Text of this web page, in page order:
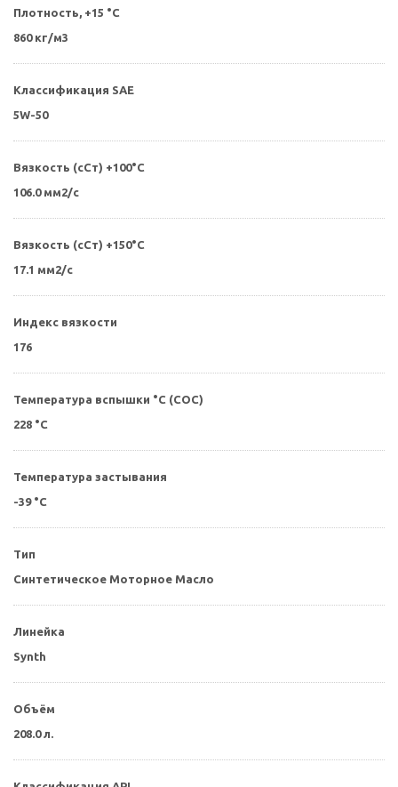
Плотность, +15 °С
860 кг/м3
Классификация SAE
5W-50
Вязкость (сСт) +100°С
106.0 мм2/с
Вязкость (cСт) +150°С
17.1 мм2/с
Индекс вязкости
176
Температура вспышки °C (СОС)
228 °C
Температура застывания
-39 °C
Тип
Синтетическое Моторное Масло
Линейка
Synth
Объём
208.0 л.